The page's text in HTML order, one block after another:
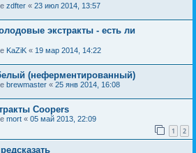
zdfter « 23 июл 2014, 13:57
экстракты - есть ли
KaZiK « 19 мар 2014, 14:22
(неферментированный)
brewmaster « 25 янв 2014, 16:08
Coopers
mort « 05 май 2013, 22:09
1 2